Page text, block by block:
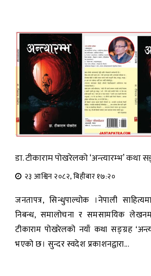
डा. टीकाराम पोखरेलको ‘अन्त्यारम्भ’ कथा
२३ आश्विन २०८२, बिहीबार १७:२०
जनतापत्र, सिन्धुपाल्चोक ।नेपाली
निबन्ध, समालोचना र समसामयिक
टीकाराम पोखरेलको नयाँ कथा सङ्ग्रह
भएको छ। सुन्दर स्वदेश प्रकाशनद्वारा...